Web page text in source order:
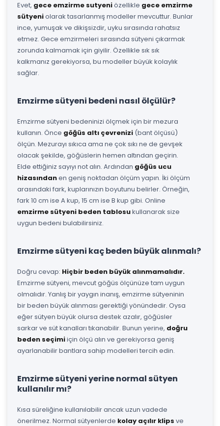
Evet, gece emzirme sutyeniözellikle gece emzirme
sütyeniolarak tasarlanmış modeller mevcuttur. Bunlar
ince, yumuşak ve dikişsizdir, uyku sırasında rahatsız
etmez. Gece emzirmeleri sırasında sütyeni çıkarmak
zorunda kalmamak için giyilir. Özellikle sık sık
kalkmanız gerekiyorsa, bu modeller büyük kolaylık
sağlar.
Emzirme sütyeni bedeni nasıl ölçülür?
Emzirme sütyeni bedeninizi ölçmek için bir mezura
kullanın. Önce göğüs altı çevrenizi (bant ölçüsü)
ölçün. Mezurayı sıkıca ama ne çok sıkı ne de gevşek
olacak şekilde, göğüslerin hemen altından geçirin.
Elde ettiğiniz sayıyı not alın. Ardından göğüs ucu
hizasındanen geniş noktadan ölçüm yapın. İki ölçüm
arasındaki fark, kuplarınızın boyutunu belirler. Örneğin,
fark 10 cm ise A kup, 15 cm ise B kup gibi. Online
emzirme sütyeni beden tablosukullanarak size
uygun bedeni bulabilirsiniz.
Emzirme sütyeni kaç beden büyük alınmalı?
Doğru cevap: Hiçbir beden büyük alınmamalıdır.
Emzirme sütyeni, mevcut göğüs ölçünüze tam uygun
olmalıdır. Yanlış bir yaygın inanış, emzirme sütyeninin
bir beden büyük alınması gerektiği yönündedir. Oysa
eğer sütyen büyük olursa destek azalır, göğüsler
sarkar ve süt kanalları tıkanabilir. Bunun yerine, doğru
beden seçimiiçin ölçü alın ve gerekiyorsa geniş
ayarlanabilir bantlara sahip modelleri tercih edin.
Emzirme sütyeni yerine normal sütyen
kullanılır mı?
Kısa süreliğine kullanılabilir ancak uzun vadede
önerilmez. Normal sütyenlerde kolay açılır klips ve